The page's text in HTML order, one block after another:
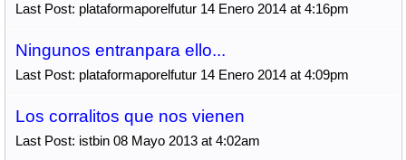
Last Post: plataformaporelfutur 14 Enero 2014 at 4:16pm
Ningunos entranpara ello...
Last Post: plataformaporelfutur 14 Enero 2014 at 4:09pm
Los corralitos que nos vienen
Last Post: istbin 08 Mayo 2013 at 4:02am